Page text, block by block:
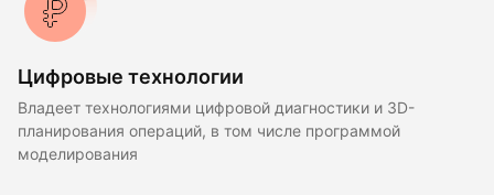
Цифровые технологии
Владеет технологиями цифровой диагностики и 3D-
планирования операций, в том числе программой
моделирования